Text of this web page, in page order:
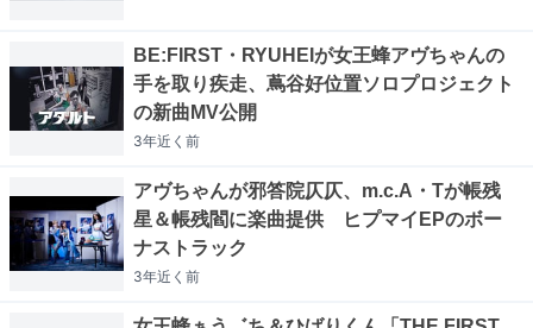
BE:FIRST・RYUHEIが女王蜂アヴちゃんの
手を取り疾走、蔦谷好位置ソロプロジェクト
の新曲MV公開
3年近く 前
アヴちゃんが邪答院仄仄、m.c.A・Tが帳残
星＆帳残閻に楽曲提供 ヒプマイEPのボー
ナストラック
3年近く 前